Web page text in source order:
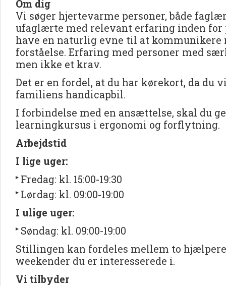
Om dig
Vi søger hjertevarme personer, både
ufaglærte med relevant erfaring inden for
have en naturlig evne til at kommunikere
forståelse. Erfaring med personer med
men ikke et krav.
Det er en fordel, at du har kørekort, da du
familiens handicapbil.
I forbindelse med en ansættelse, skal du
learningkursus i ergonomi og forflytning.
Arbejdstid
I lige uger:
Fredag: kl. 15:00-19:30
Lørdag: kl. 09:00-19:00
I ulige uger:
Søndag: kl. 09:00-19:00
Stillingen kan fordeles mellem to
weekender du er interesserede i.
Vi tilbyder